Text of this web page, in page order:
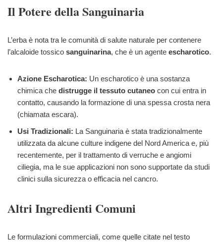
Il Potere della Sanguinaria
L’erba è nota tra le comunità di salute naturale per contenere
l’alcaloide tossico sanguinarina, che è un agente escharotico.
Azione Escharotica: Un escharotico è una sostanza
chimica che distrugge il tessuto cutaneo con cui entra in
contatto, causando la formazione di una spessa crosta nera
(chiamata escara).
Usi Tradizionali: La Sanguinaria è stata tradizionalmente
utilizzata da alcune culture indigene del Nord America e, più
recentemente, per il trattamento di verruche e angiomi
ciliegia, ma le sue applicazioni non sono supportate da studi
clinici sulla sicurezza o efficacia nel cancro.
Altri Ingredienti Comuni
Le formulazioni commerciali, come quelle citate nel testo